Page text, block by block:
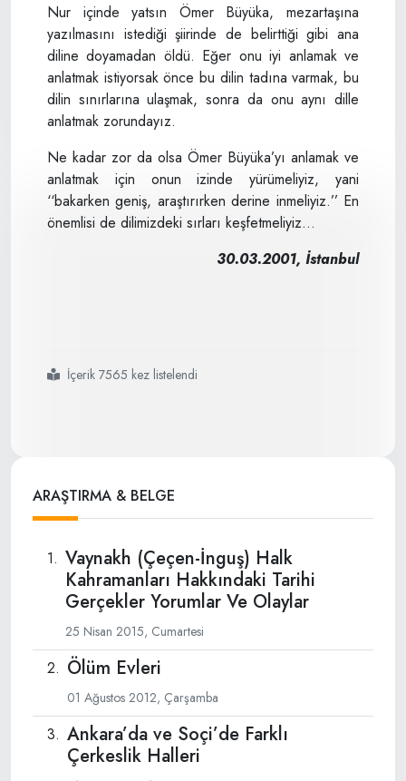
Nur içinde yatsın Ömer Büyüka, mezartaşına
yazılmasını istediği şiirinde de belirttiği gibi ana
diline doyamadan öldü. Eğer onu iyi anlamak ve
anlatmak istiyorsak önce bu dilin tadına varmak, bu
dilin sınırlarına ulaşmak, sonra da onu aynı dille
anlatmak zorundayız.
Ne kadar zor da olsa Ömer Büyüka’yı anlamak ve
anlatmak için onun izinde yürümeliyiz, yani
‘‘bakarken geniş, araştırırken derine inmeliyiz.’’ En
önemlisi de dilimizdeki sırları keşfetmeliyiz…
30.03.2001, İstanbul
#ömer
#büyükayı
#anlatabilmek
İçerik 7565 kez listelendi
ARAŞTIRMA & BELGE
Vaynakh (Çeçen-İnguş) Halk
Kahramanları Hakkındaki Tarihi
Gerçekler Yorumlar Ve Olaylar
25 Nisan 2015, Cumartesi
Ölüm Evleri
01 Ağustos 2012, Çarşamba
Ankara’da ve Soçi’de Farklı
Çerkeslik Halleri